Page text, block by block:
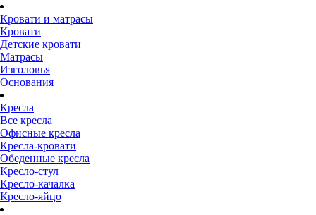
Кровати и матрасы
Кровати
Детские кровати
Матрасы
Изголовья
Основания
Кресла
Все кресла
Офисные кресла
Кресла-кровати
Обеденные кресла
Кресло-стул
Кресло-качалка
Кресло-яйцо